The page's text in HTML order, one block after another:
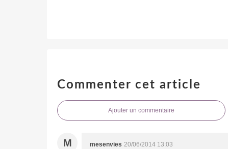
Commenter cet article
Ajouter un commentaire
M mesenvies 20/06/2014 13:03